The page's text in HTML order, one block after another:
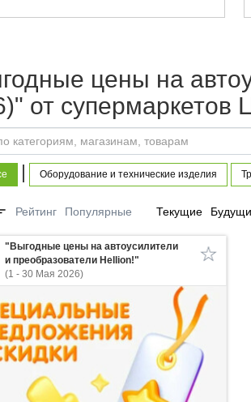
цены на
от супермаркетов
| Оборудование и технические изделия
Рейтинг Популярные Текущие
"Выгодные цены на автоусилители
и преобразователи Hellion!"
(1 - 30 Мая 2026)